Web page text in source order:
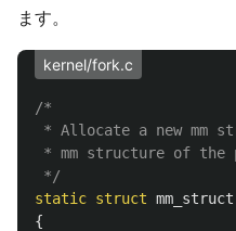
ます。
kernel/fork.c
/*
* Allocate a new mm
* mm structure of the
*/
static struct mm_struct
{